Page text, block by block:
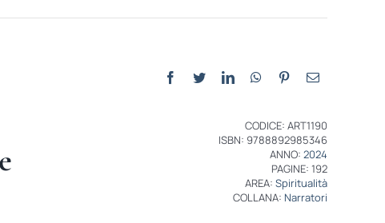
CODICE: ART1190
ISBN: 9788892985346
ANNO:2024
PAGINE: 192
AREA:Spiritualità
COLLANA: Narratori